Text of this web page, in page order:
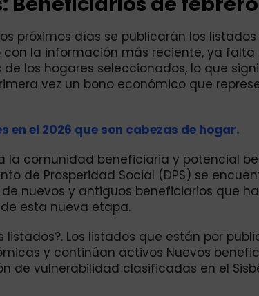
próximos días se publicarán los
con la información más reciente, ya
los hogares seleccionados, lo que
vez un bono económico que
en el 2026 que son cabezas de hogar.
la comunidad beneficiaria y potencial
de Prosperidad Social (DPS) se
nuevos y antiguos beneficiarios que
esta nueva etapa.
Los listados que están por
y continúan activos Nuevos
de vulnerabilidad clasificadas en el